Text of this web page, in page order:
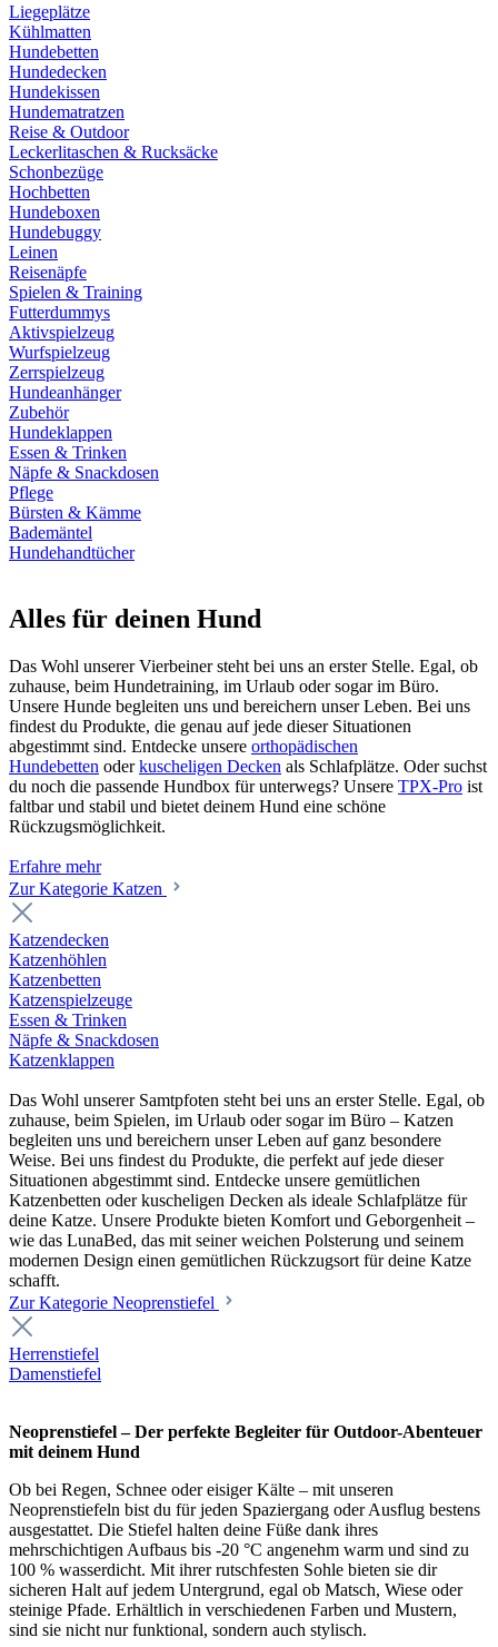
Liegeplätze
Kühlmatten
Hundebetten
Hundedecken
Hundekissen
Hundematratzen
Reise & Outdoor
Leckerlitaschen & Rucksäcke
Schonbezüge
Hochbetten
Hundeboxen
Hundebuggy
Leinen
Reisenäpfe
Spielen & Training
Futterdummys
Aktivspielzeug
Wurfspielzeug
Zerrspielzeug
Hundeanhänger
Zubehör
Hundeklappen
Essen & Trinken
Näpfe & Snackdosen
Pflege
Bürsten & Kämme
Bademäntel
Hundehandtücher
Alles für deinen Hund
Das Wohl unserer Vierbeiner steht bei uns an erster Stelle. Egal, ob
zuhause, beim Hundetraining, im Urlaub oder sogar im Büro.
Unsere Hunde begleiten uns und bereichern unser Leben. Bei uns
findest du Produkte, die genau auf jede dieser Situationen
abgestimmt sind. Entdecke unsere orthopädischen
Hundebetten oderkuscheligen Decken als Schlafplätze. Oder suchst
du noch die passende Hundbox für unterwegs? Unsere TPX-Pro ist
faltbar und stabil und bietet deinem Hund eine schöne
Rückzugsmöglichkeit.
Erfahre mehr
Zur Kategorie Katzen
Katzendecken
Katzenhöhlen
Katzenbetten
Katzenspielzeuge
Essen & Trinken
Näpfe & Snackdosen
Katzenklappen
Das Wohl unserer Samtpfoten steht bei uns an erster Stelle. Egal, ob
zuhause, beim Spielen, im Urlaub oder sogar im Büro – Katzen
begleiten uns und bereichern unser Leben auf ganz besondere
Weise. Bei uns findest du Produkte, die perfekt auf jede dieser
Situationen abgestimmt sind. Entdecke unsere gemütlichen
Katzenbetten oder kuscheligen Decken als ideale Schlafplätze für
deine Katze. Unsere Produkte bieten Komfort und Geborgenheit –
wie das LunaBed, das mit seiner weichen Polsterung und seinem
modernen Design einen gemütlichen Rückzugsort für deine Katze
schafft.
Zur Kategorie Neoprenstiefel
Herrenstiefel
Damenstiefel
Neoprenstiefel – Der perfekte Begleiter für Outdoor-Abenteuer
mit deinem Hund
Ob bei Regen, Schnee oder eisiger Kälte – mit unseren
Neoprenstiefeln bist du für jeden Spaziergang oder Ausflug bestens
ausgestattet. Die Stiefel halten deine Füße dank ihres
mehrschichtigen Aufbaus bis -20 °C angenehm warm und sind zu
100 % wasserdicht. Mit ihrer rutschfesten Sohle bieten sie dir
sicheren Halt auf jedem Untergrund, egal ob Matsch, Wiese oder
steinige Pfade. Erhältlich in verschiedenen Farben und Mustern,
sind sie nicht nur funktional, sondern auch stylisch.